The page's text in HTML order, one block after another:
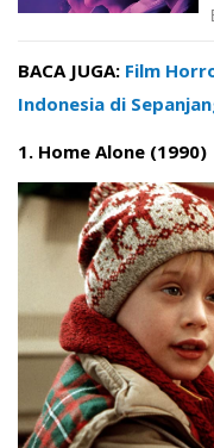
BACA JUGA: Film
Indonesia di
1. Home Alone (1990)